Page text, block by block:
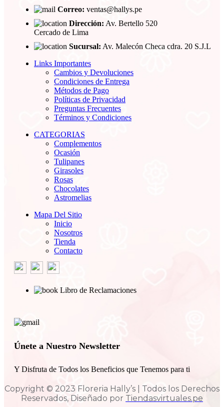
Correo: ventas@hallys.pe
Dirección: Av. Bertello 520
Cercado de Lima
Sucursal: Av. Malecón Checa cdra. 20 S.J.L
Links Importantes
Cambios y Devoluciones
Condiciones de Entrega
Métodos de Pago
Políticas de Privacidad
Preguntas Frecuentes
Términos y Condiciones
CATEGORIAS
Complementos
Ocasión
Tulipanes
Girasoles
Rosas
Chocolates
Astromelias
Mapa Del Sitio
Inicio
Nosotros
Tienda
Contacto
Libro de Reclamaciones
Únete a Nuestro Newsletter
Y Disfruta de Todos los Beneficios que Tenemos para ti
Copyright © 2023 Floreria Hally’s | Todos los Derechos
Reservados, Diseñado por Tiendasvirtuales.pe